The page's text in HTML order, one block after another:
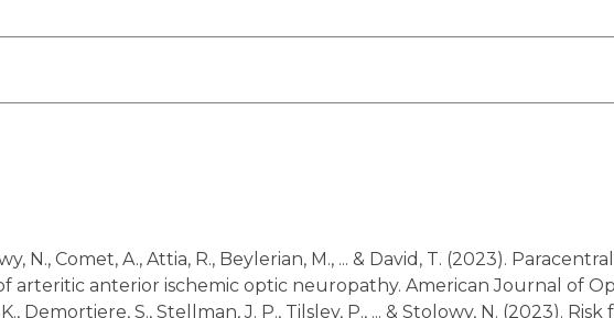
arteritic anterior ischemic optic neuropathy. American Journal of